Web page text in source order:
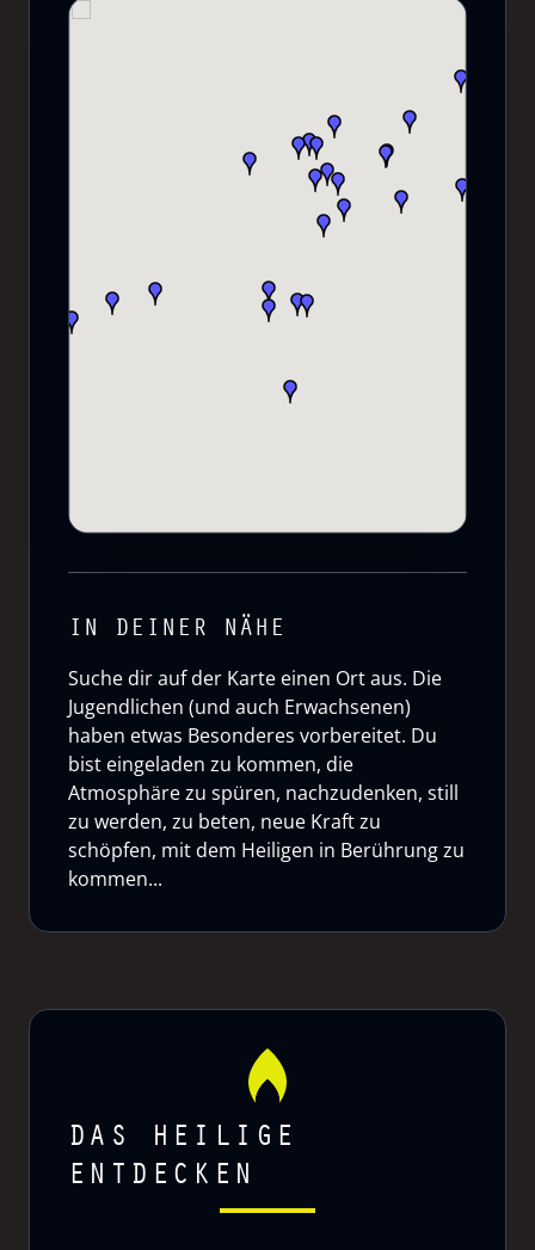
IN DEINER NÄHE
Suche dir auf der Karte einen Ort aus. Die
Jugendlichen (und auch Erwachsenen)
haben etwas Besonderes vorbereitet. Du
bist eingeladen zu kommen, die
Atmosphäre zu spüren, nachzudenken, still
zu werden, zu beten, neue Kraft zu
schöpfen, mit dem Heiligen in Berührung zu
kommen...
DAS HEILIGE
ENTDECKEN